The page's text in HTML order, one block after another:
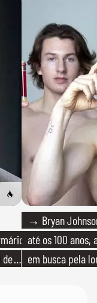
de
→ Bryan
até os 100
em busca pela